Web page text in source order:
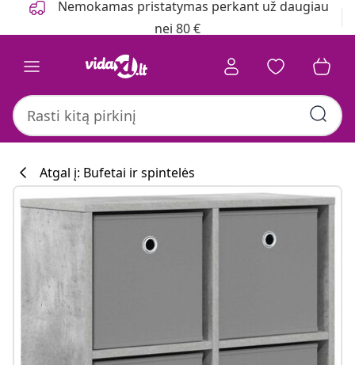
Nemokamas pristatymas perkant už daugiau
nei 80 €
Atgal į: Bufetai ir spintelės